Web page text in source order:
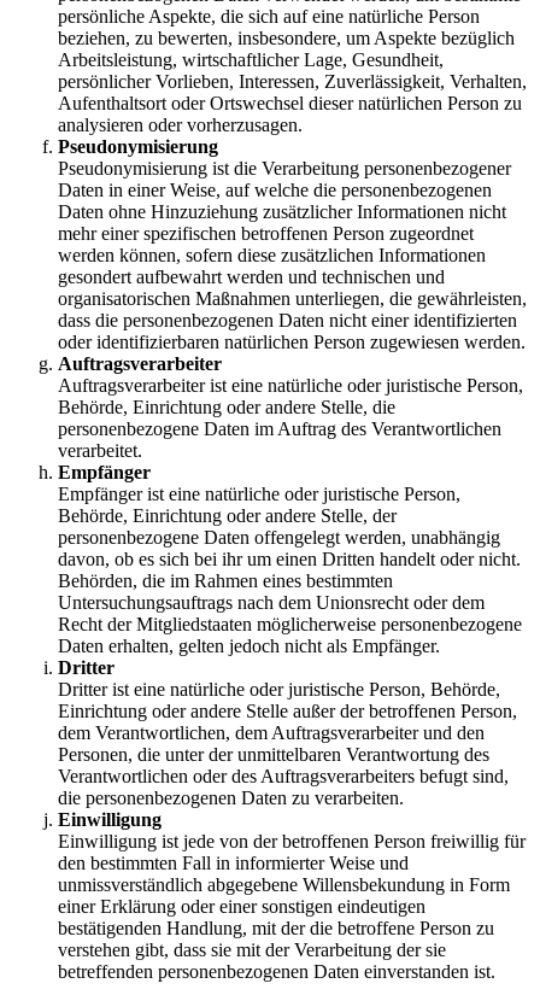
persönliche Aspekte, die sich auf eine natürliche Person
beziehen, zu bewerten, insbesondere, um Aspekte bezüglich
Arbeitsleistung, wirtschaftlicher Lage, Gesundheit,
persönlicher Vorlieben, Interessen, Zuverlässigkeit, Verhalten,
Aufenthaltsort oder Ortswechsel dieser natürlichen Person zu
analysieren oder vorherzusagen.
Pseudonymisierung
Pseudonymisierung ist die Verarbeitung personenbezogener
Daten in einer Weise, auf welche die personenbezogenen
Daten ohne Hinzuziehung zusätzlicher Informationen nicht
mehr einer spezifischen betroffenen Person zugeordnet
werden können, sofern diese zusätzlichen Informationen
gesondert aufbewahrt werden und technischen und
organisatorischen Maßnahmen unterliegen, die gewährleisten,
dass die personenbezogenen Daten nicht einer identifizierten
oder identifizierbaren natürlichen Person zugewiesen werden.
Auftragsverarbeiter
Auftragsverarbeiter ist eine natürliche oder juristische Person,
Behörde, Einrichtung oder andere Stelle, die
personenbezogene Daten im Auftrag des Verantwortlichen
verarbeitet.
Empfänger
Empfänger ist eine natürliche oder juristische Person,
Behörde, Einrichtung oder andere Stelle, der
personenbezogene Daten offengelegt werden, unabhängig
davon, ob es sich bei ihr um einen Dritten handelt oder nicht.
Behörden, die im Rahmen eines bestimmten
Untersuchungsauftrags nach dem Unionsrecht oder dem
Recht der Mitgliedstaaten möglicherweise personenbezogene
Daten erhalten, gelten jedoch nicht als Empfänger.
Dritter
Dritter ist eine natürliche oder juristische Person, Behörde,
Einrichtung oder andere Stelle außer der betroffenen Person,
dem Verantwortlichen, dem Auftragsverarbeiter und den
Personen, die unter der unmittelbaren Verantwortung des
Verantwortlichen oder des Auftragsverarbeiters befugt sind,
die personenbezogenen Daten zu verarbeiten.
Einwilligung
Einwilligung ist jede von der betroffenen Person freiwillig für
den bestimmten Fall in informierter Weise und
unmissverständlich abgegebene Willensbekundung in Form
einer Erklärung oder einer sonstigen eindeutigen
bestätigenden Handlung, mit der die betroffene Person zu
verstehen gibt, dass sie mit der Verarbeitung der sie
betreffenden personenbezogenen Daten einverstanden ist.